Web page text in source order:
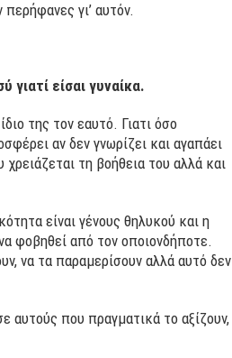
γι’ αυτόν.
γιατί είσαι γυναίκα.
της τον εαυτό. Γιατι όσο
αν δεν γνωρίζει και αγαπάει
τη βοήθεια του αλλά και
είναι γένους θηλυκού και η
φοβηθεί από τον οποιονδήποτε.
να τα παραμερίσουν αλλά αυτό δεν
αυτούς που πραγματικά το αξίζουν,